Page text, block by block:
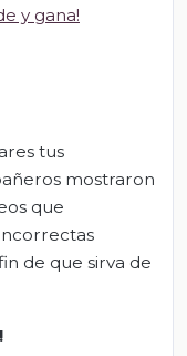
y gana!
tus
mostraron
que
de que sirva de